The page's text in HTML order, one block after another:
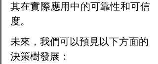
其在實際應用中的可靠性和可信
度。
未來，我們可以預見以下方面的
決策樹發展：